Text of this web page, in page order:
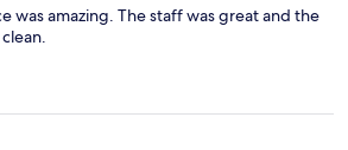
was amazing. The staff was great and the